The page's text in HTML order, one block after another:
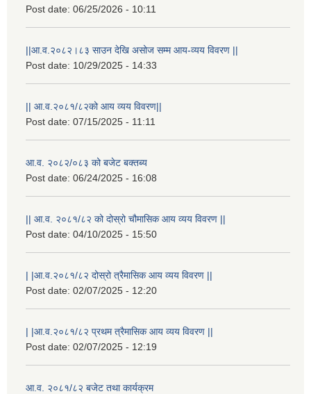
Post date: 06/25/2026 - 10:11
||आ.व.२०८२।८३ साउन देखि असोज सम्म आय-व्यय विवरण ||
Post date: 10/29/2025 - 14:33
|| आ.व.२०८१/८२को आय व्यय विवरण||
Post date: 07/15/2025 - 11:11
आ.व. २०८२/०८३ को बजेट बक्तब्य
Post date: 06/24/2025 - 16:08
|| आ.व. २०८१/८२ को दोस्रो चौमासिक आय व्यय विवरण ||
Post date: 04/10/2025 - 15:50
| |आ.व.२०८१/८२ दोस्रो त्रैमासिक आय व्यय विवरण ||
Post date: 02/07/2025 - 12:20
| |आ.व.२०८१/८२ प्रथम त्रैमासिक आय व्यय विवरण ||
Post date: 02/07/2025 - 12:19
आ.व. २०८१/८२ बजेट तथा कार्यक्रम